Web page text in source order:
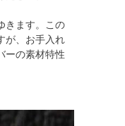
きます。この
が、お手入れ
ーの素材特性